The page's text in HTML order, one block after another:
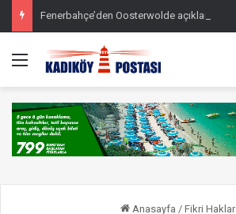
Fenerbahçe’den Oosterwolde açıklaması
Menü
Anasayfa / Fikri Haklar